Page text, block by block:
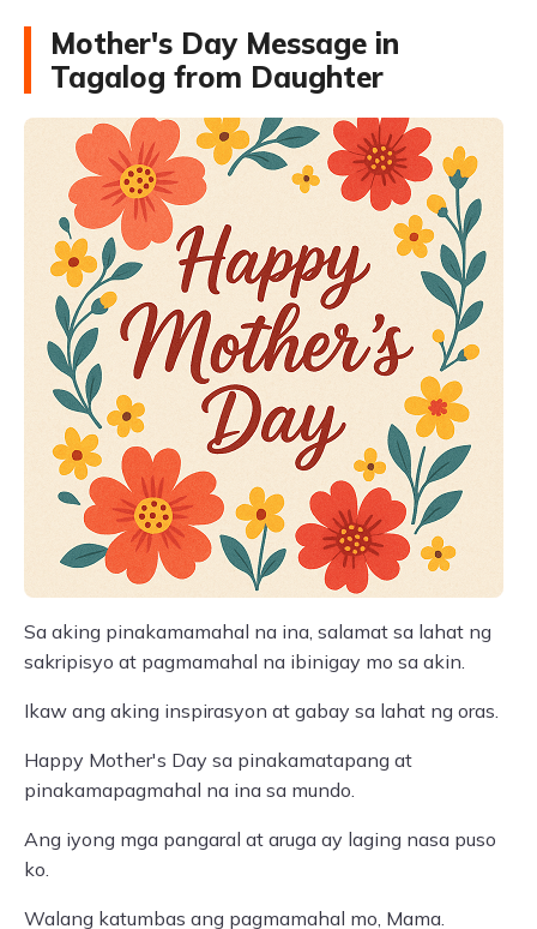
Mother's Day Message in
Tagalog from Daughter
Sa aking pinakamamahal na ina, salamat sa lahat ng
sakripisyo at pagmamahal na ibinigay mo sa akin.
Ikaw ang aking inspirasyon at gabay sa lahat ng oras.
Happy Mother's Day sa pinakamatapang at
pinakamapagmahal na ina sa mundo.
Ang iyong mga pangaral at aruga ay laging nasa puso
ko.
Walang katumbas ang pagmamahal mo, Mama.